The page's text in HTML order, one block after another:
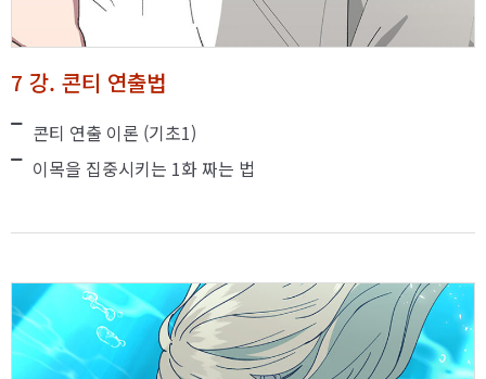
7 강. 콘티 연출법
콘티 연출 이론 (기초1)
이목을 집중시키는 1화 짜는 법